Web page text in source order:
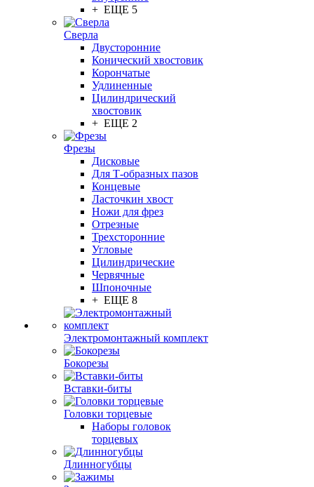
+ ЕЩЕ 5
Сверла
Двусторонние
Конический хвостовик
Корончатые
Удлиненные
Цилиндрический
хвостовик
+ ЕЩЕ 2
Фрезы
Дисковые
Для Т-образных пазов
Концевые
Ласточкин хвост
Ножи для фрез
Отрезные
Трехсторонние
Угловые
Цилиндрические
Червячные
Шпоночные
+ ЕЩЕ 8
Электромонтажный комплект
Бокорезы
Вставки-биты
Головки торцевые
Наборы головок
торцевых
Длинногубцы